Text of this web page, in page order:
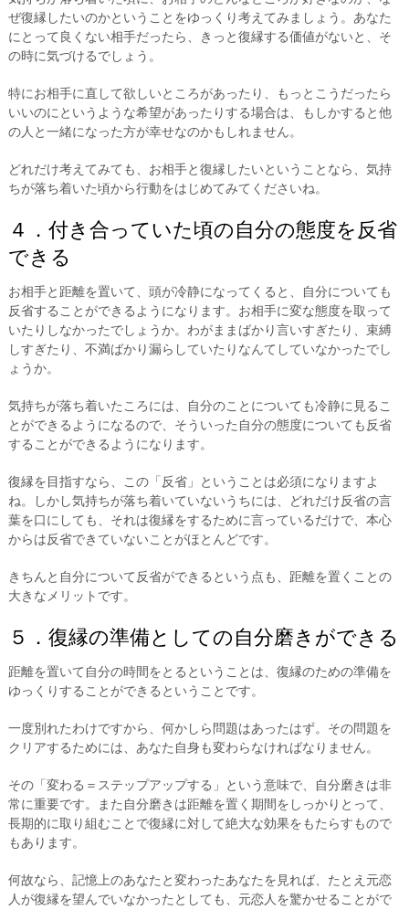
ぜ復縁したいのかということをゆっくり考えてみましょう。あなた
にとって良くない相手だったら、きっと復縁する価値がないと、そ
の時に気づけるでしょう。
特にお相手に直して欲しいところがあったり、もっとこうだったら
いいのにというような希望があったりする場合は、もしかすると他
の人と一緒になった方が幸せなのかもしれません。
どれだけ考えてみても、お相手と復縁したいということなら、気持
ちが落ち着いた頃から行動をはじめてみてくださいね。
４．付き合っていた頃の自分の態度を反省
できる
お相手と距離を置いて、頭が冷静になってくると、自分についても
反省することができるようになります。お相手に変な態度を取って
いたりしなかったでしょうか。わがままばかり言いすぎたり、束縛
しすぎたり、不満ばかり漏らしていたりなんてしていなかったでし
ょうか。
気持ちが落ち着いたころには、自分のことについても冷静に見るこ
とができるようになるので、そういった自分の態度についても反省
することができるようになります。
復縁を目指すなら、この「反省」ということは必須になりますよ
ね。しかし気持ちが落ち着いていないうちには、どれだけ反省の言
葉を口にしても、それは復縁をするために言っているだけで、本心
からは反省できていないことがほとんどです。
きちんと自分について反省ができるという点も、距離を置くことの
大きなメリットです。
５．復縁の準備としての自分磨きができる
距離を置いて自分の時間をとるということは、復縁のための準備を
ゆっくりすることができるということです。
一度別れたわけですから、何かしら問題はあったはず。その問題を
クリアするためには、あなた自身も変わらなければなりません。
その「変わる＝ステップアップする」という意味で、自分磨きは非
常に重要です。また自分磨きは距離を置く期間をしっかりとって、
長期的に取り組むことで復縁に対して絶大な効果をもたらすもので
もあります。
何故なら、記憶上のあなたと変わったあなたを見れば、たとえ元恋
人が復縁を望んでいなかったとしても、元恋人を驚かせることがで